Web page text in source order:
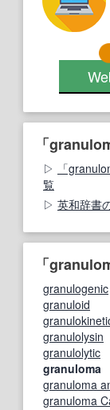
「
「
覧
英和辞書
「
granulogenic
granuloid
granulolysin
granulolytic
granuloma
granuloma
granuloma